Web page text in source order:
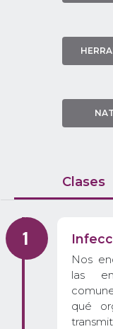
Clases
Nos
las
qué